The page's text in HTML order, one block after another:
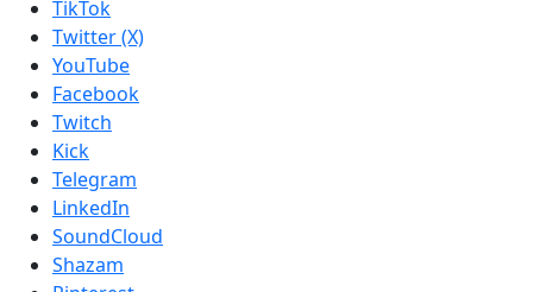
TikTok
Twitter (X)
YouTube
Facebook
Twitch
Kick
Telegram
LinkedIn
SoundCloud
Shazam